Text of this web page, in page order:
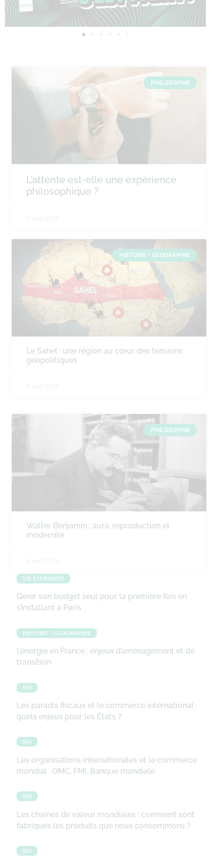
PHILOSOPHIE
L’attente est-elle une expérience
philosophique ?
HISTOIRE - GÉOGRAPHIE
Le Sahel : une région au cœur des tensions
géopolitiques
PHILOSOPHIE
Walter Benjamin : aura, reproduction et
modernité
VIE ÉTUDIANTE
Gérer son budget seul pour la première fois en
s’installant à Paris
HISTOIRE - GÉOGRAPHIE
L’énergie en France : enjeux d’aménagement et de
transition
SES
Les paradis fiscaux et le commerce international :
quels enjeux pour les États ?
SES
Les organisations internationales et le commerce
mondial : OMC, FMI, Banque mondiale
SES
Les chaînes de valeur mondiales : comment sont
fabriqués les produits que nous consommons ?
SES